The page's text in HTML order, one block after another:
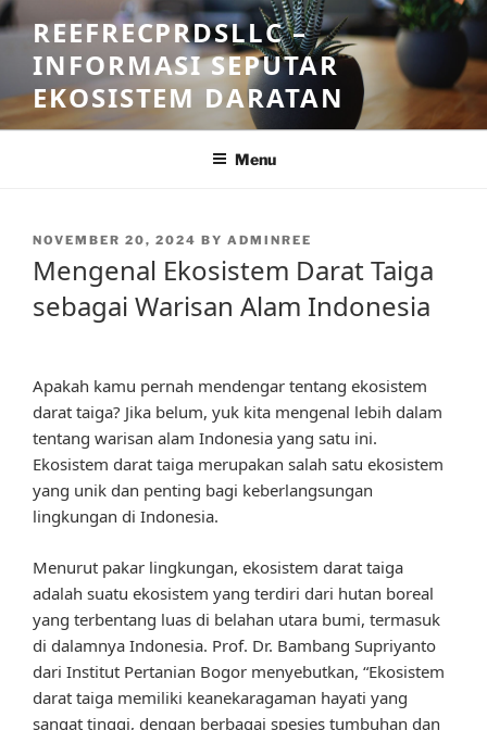
Skip
to
content
REEFRECPRDSLLC –
INFORMASI SEPUTAR
EKOSISTEM DARATAN
Menu
POSTED
NOVEMBER 20, 2024 BY ADMINREE
Mengenal Ekosistem Darat Taiga
sebagai Warisan Alam Indonesia
Apakah kamu pernah mendengar tentang ekosistem
darat taiga? Jika belum, yuk kita mengenal lebih dalam
tentang warisan alam Indonesia yang satu ini.
Ekosistem darat taiga merupakan salah satu ekosistem
yang unik dan penting bagi keberlangsungan
lingkungan di Indonesia.
Menurut pakar lingkungan, ekosistem darat taiga
adalah suatu ekosistem yang terdiri dari hutan boreal
yang terbentang luas di belahan utara bumi, termasuk
di dalamnya Indonesia. Prof. Dr. Bambang Supriyanto
dari Institut Pertanian Bogor menyebutkan, “Ekosistem
darat taiga memiliki keanekaragaman hayati yang
sangat tinggi, dengan berbagai spesies tumbuhan dan